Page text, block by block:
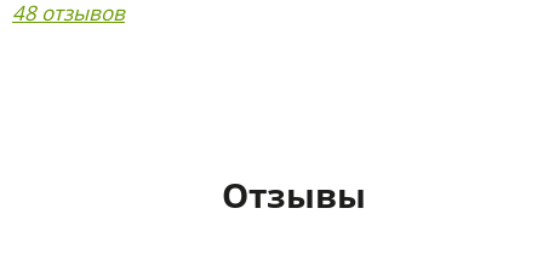
48 отзывов
Отзывы